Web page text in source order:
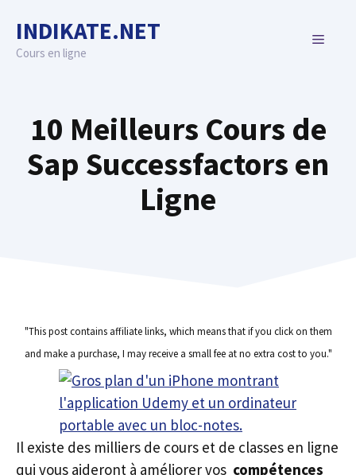
content
INDIKATE.NET
Cours en ligne
MENU
10 Meilleurs Cours de
Sap Successfactors en
Ligne
"This post contains affiliate links, which means that if you click on them
and make a purchase, I may receive a small fee at no extra cost to you."
Il existe des milliers de cours et de classes en ligne
qui vous aideront à améliorer vos compétences